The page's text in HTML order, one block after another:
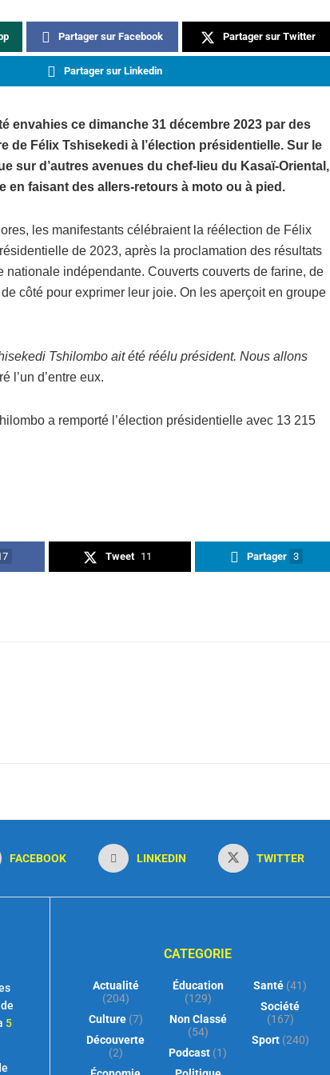
Partager sur Facebook Partager sur Twitter
Partager sur Linkedin
envahies ce dimanche 31 décembre 2023 par des
de Félix Tshisekedi à l’élection présidentielle. Sur le
sur d’autres avenues du chef-lieu du Kasaï-Oriental,
en faisant des allers-retours à moto ou à pied.
les manifestants célébraient la réélection de Félix
de 2023, après la proclamation des résultats
indépendante. Couverts couverts de farine, de
côté pour exprimer leur joie. On les aperçoit en groupe
Tshilombo ait été réélu président. Nous allons
l’un d’entre eux.
a remporté l’élection présidentielle avec 13 215
Tweet 11 Partager 3
FACEBOOK LINKEDIN TWITTER
5
CATEGORIE
Actualité
(204)
Culture(7)
Découverte
(2)
Éducation
(129)
Non Classé
(54)
Podcast (1)
Santé (41)
Société
(167)
Sport(240)